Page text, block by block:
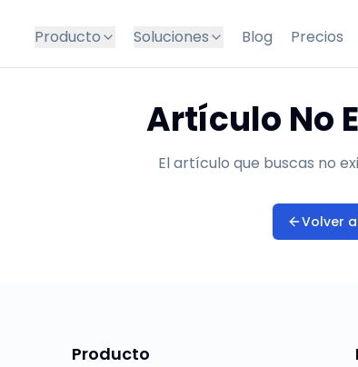
Producto Soluciones Blog Precios
Artículo No
El artículo que buscas no
Volver
Producto